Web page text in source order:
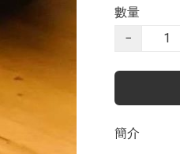
數量
−
簡介